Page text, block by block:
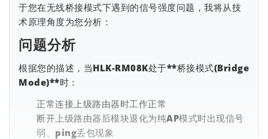
于您在无线桥接模式下遇到的信号强度问题，我将从技
术原理角度为您分析：
问题分析
根据您的描述，当HLK-RM08K处于**桥接模式(Bridge
Mode)**时：
正常连接上级路由器时工作正常
断开上级路由器后模块退化为纯AP模式时出现信号
弱、ping丢包现象